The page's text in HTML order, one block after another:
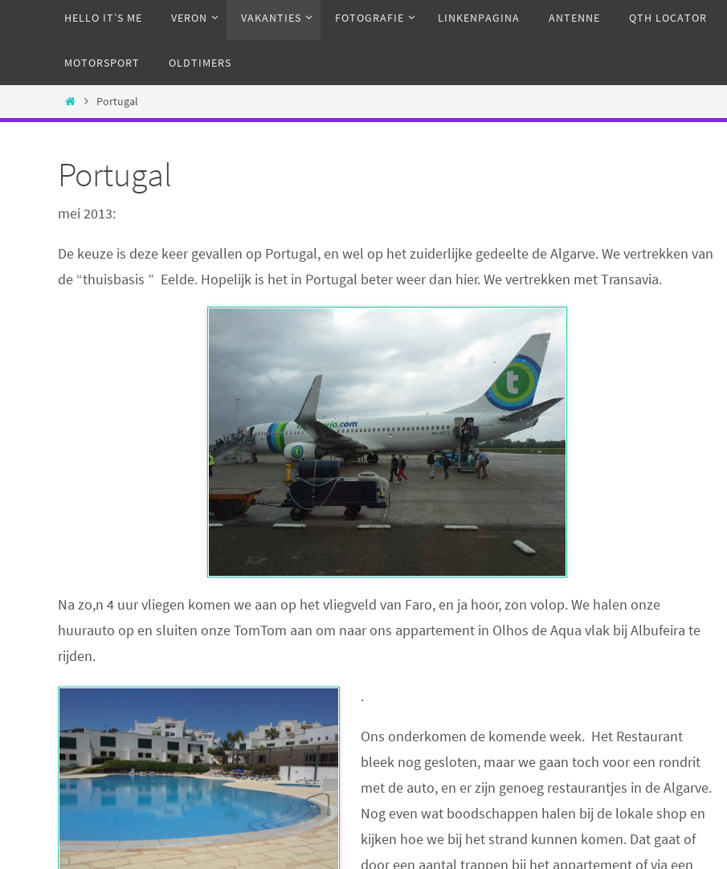
HELLO IT’S ME VERON VAKANTIES FOTOGRAFIE LINKENPAGINA ANTENNE QTH LOCATOR
MOTORSPORT OLDTIMERS
HomePortugal
Portugal
mei 2013:
De keuze is deze keer gevallen op Portugal, en wel op het zuiderlijke gedeelte de Algarve. We vertrekken van
de “thuisbasis ” Eelde. Hopelijk is het in Portugal beter weer dan hier. We vertrekken met Transavia.
Na zo,n 4 uur vliegen komen we aan op het vliegveld van Faro, en ja hoor, zon volop. We halen onze
huurauto op en sluiten onze TomTom aan om naar ons appartement in Olhos de Aqua vlak bij Albufeira te
rijden.
.
Ons onderkomen de komende week. Het Restaurant
bleek nog gesloten, maar we gaan toch voor een rondrit
met de auto, en er zijn genoeg restaurantjes in de Algarve.
Nog even wat boodschappen halen bij de lokale shop en
kijken hoe we bij het strand kunnen komen. Dat gaat of
door een aantal trappen bij het appartement of via een